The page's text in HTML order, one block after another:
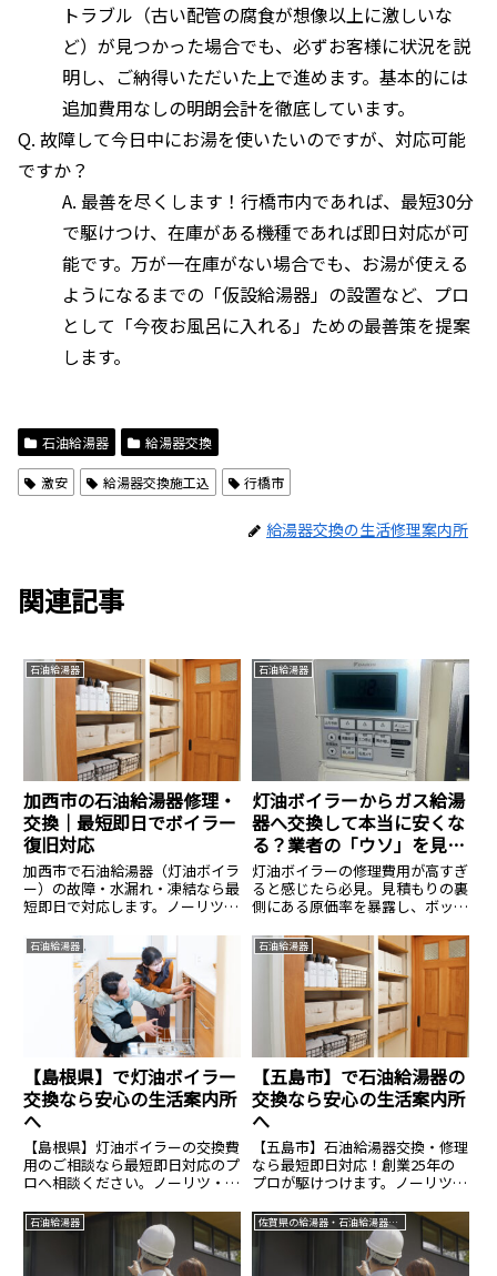
トラブル（古い配管の腐食が想像以上に激しいな
ど）が見つかった場合でも、必ずお客様に状況を説
明し、ご納得いただいた上で進めます。基本的には
追加費用なしの明朗会計を徹底しています。
Q. 故障して今日中にお湯を使いたいのですが、対応可能
ですか？
A. 最善を尽くします！行橋市内であれば、最短30分
で駆けつけ、在庫がある機種であれば即日対応が可
能です。万が一在庫がない場合でも、お湯が使える
ようになるまでの「仮設給湯器」の設置など、プロ
として「今夜お風呂に入れる」ための最善策を提案
します。
石油給湯器 給湯器交換
激安 給湯器交換施工込 行橋市
給湯器交換の生活修理案内所
関連記事
石油給湯器
加西市の石油給湯器修理・
交換｜最短即日でボイラー
復旧対応
加西市で石油給湯器（灯油ボイラ
ー）の故障・水漏れ・凍結なら最
短即日で対応します。ノーリツ・
可能。有資格者が適正価格で施
工、見積りは無料です。
石油給湯器
灯油ボイラーからガス給湯
器へ交換して本当に安くな
る？業者の「ウソ」を見抜
き実質最安値を掴む見積も
り手順
灯油ボイラーの修理費用が高すぎ
ると感じたら必見。見積もりの裏
側にある原価率を暴露し、ボッタ
開。修理か、灯油ボイラーからガ
ス給湯器への交換か、損をしない
分岐点をプロが解説します。
石油給湯器
【島根県】で灯油ボイラー
交換なら安心の生活案内所
へ
【島根県】灯油ボイラーの交換費
用のご相談なら最短即日対応のプ
ロへ相談ください。ノーリツ・コ
相談は14.8万円〜。見積無料・24
時間365日受付中。安心の生活案
内所へ。
石油給湯器
【五島市】で石油給湯器の
交換なら安心の生活案内所
へ
【五島市】石油給湯器交換・修理
なら最短即日対応！創業25年の
プロが駆けつけます。ノーリツ・
14.8万円〜。見積無料・24時間
365日受付中。安心の生活案内所
へ。
石油給湯器 佐賀県の給湯器・石油給湯器交換なら生活案内所